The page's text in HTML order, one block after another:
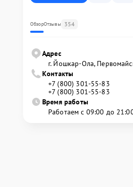
ОбзорОтзывы 354
Адрес
г. Йошкар-Ола,
Контакты
+7 (800) 301-55-83
+7 (800) 301-55-83
Время работы
Работаем с 09:00 до